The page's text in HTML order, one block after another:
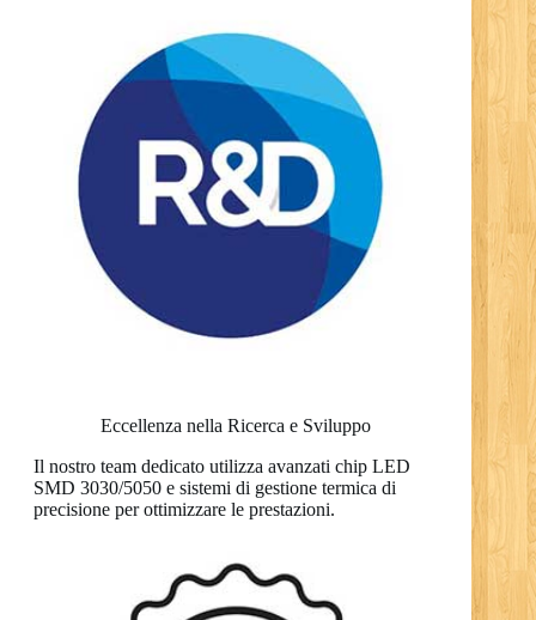
Eccellenza nella Ricerca e Sviluppo
Il nostro team dedicato utilizza avanzati chip LED
SMD 3030/5050 e sistemi di gestione termica di
precisione per ottimizzare le prestazioni.